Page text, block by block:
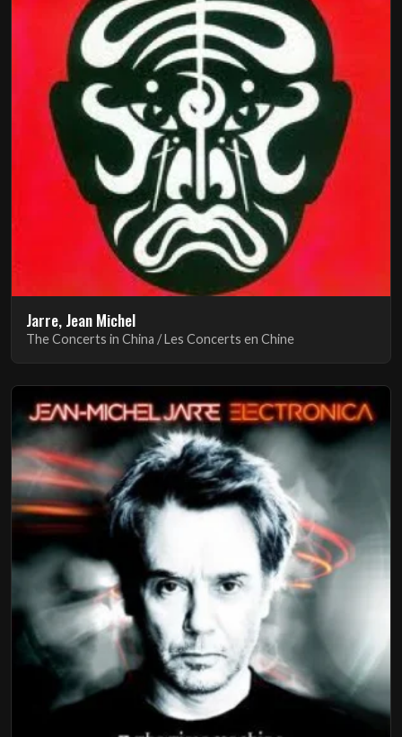
Jarre, Jean Michel
The Concerts in China / Les Concerts en Chine